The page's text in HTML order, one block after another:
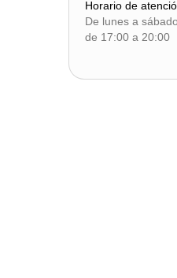
EU 47(1)
EU 47.5(1)
EU 48.0(1)
Horario de
De lunes a
de 17:00 a 20:00